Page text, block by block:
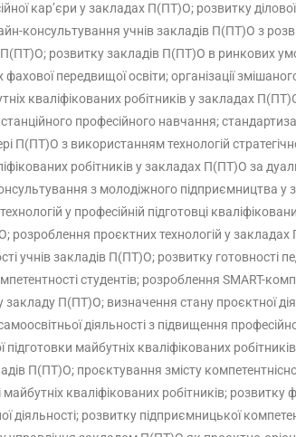
кар’єри у закладах П(ПТ)О; розвитку ділової
консультування учнів закладів П(ПТ)О з
розвитку закладів П(ПТ)О в ринкових
передвищої освіти; організації
кваліфікованих робітників у закладах
професійного навчання;
П(ПТ)О з використанням технологій
робітників у закладах П(ПТ)О за
з молодіжного підприємництва
у професійній підготовці
розроблення проєктних технологій у
закладів П(ПТ)О; розвитку готовності
студентів; розроблення SMART-
закладу П(ПТ)О; визначення стану проєктної
діяльності з підвищення
майбутніх кваліфікованих
П(ПТ)О; проєктування змісту
кваліфікованих робітників; розвитку
діяльності; розвитку підприємницької